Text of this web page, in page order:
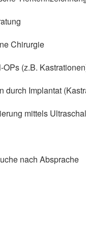
Chirurgie
OPs (z.B.
durch Implantat
mittels
nach Absprache